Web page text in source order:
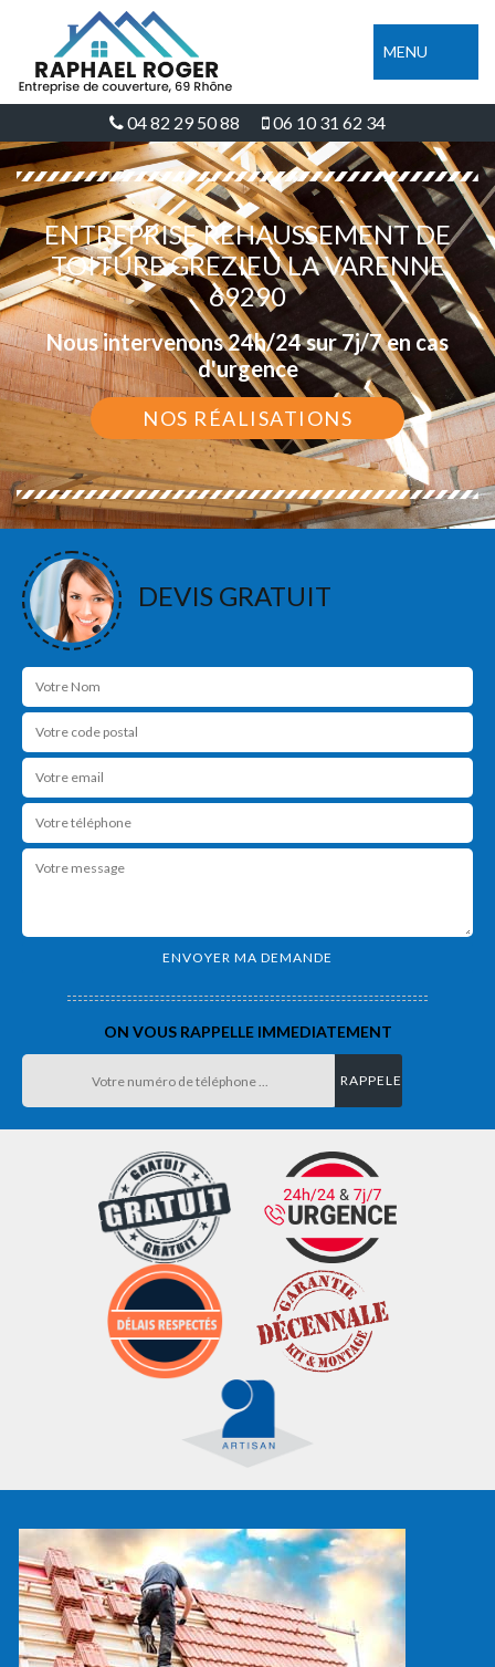
MENU
04 82 29 50 88 06 10 31 62 34
ENTREPRISE REHAUSSEMENT DE
TOITURE GREZIEU LA VARENNE
69290
Nous intervenons 24h/24 sur 7j/7 en cas
d'urgence
NOS RÉALISATIONS
DEVIS GRATUIT
ON VOUS RAPPELLE IMMEDIATEMENT